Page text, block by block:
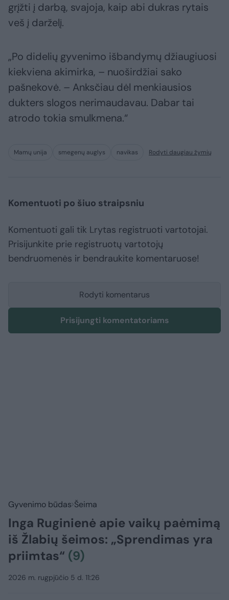
grįžti į darbą, svajoja, kaip abi dukras rytais
veš į darželį.
„Po didelių gyvenimo išbandymų džiaugiuosi
kiekviena akimirka, – nuoširdžiai sako
pašnekovė. – Anksčiau dėl menkiausios
dukters slogos nerimaudavau. Dabar tai
atrodo tokia smulkmena.“
Mamų unija smegenų auglys navikas Rodyti daugiau žymių
Komentuoti po šiuo straipsniu
Komentuoti gali tik Lrytas registruoti vartotojai.
Prisijunkite prie registruotų vartotojų
bendruomenės ir bendraukite komentaruose!
Rodyti komentarus
Prisijungti komentatoriams
Gyvenimo būdas Šeima
Inga Ruginienė apie vaikų paėmimą
iš Žlabių šeimos: „Sprendimas yra
priimtas“ (9)
2026 m. rugpjūčio 5 d. 11:26